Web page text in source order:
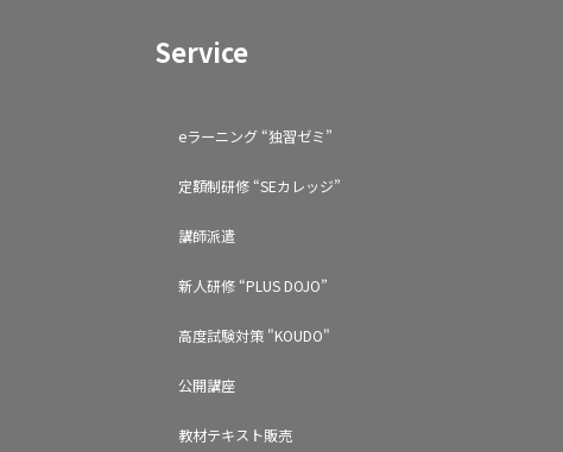
Service
eラーニング “独習ゼミ”
定額制研修 “SEカレッジ”
講師派遣
新人研修 “PLUS DOJO”
高度試験対策 "KOUDO"
公開講座
教材テキスト販売